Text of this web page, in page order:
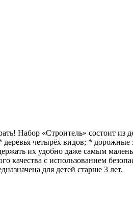
Набор «Строитель» состоит из
четырёх видов; * дорожные
их удобно даже самым
качества с использованием
для детей старше 3 лет.